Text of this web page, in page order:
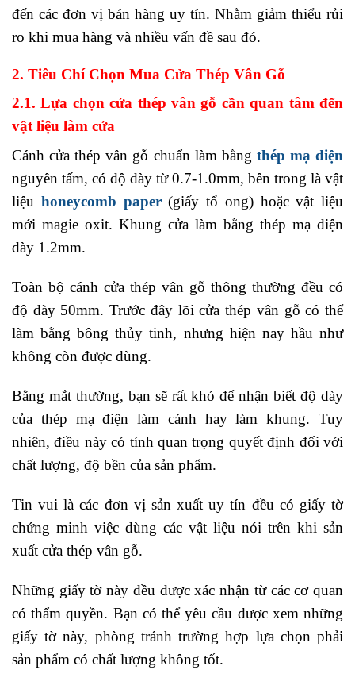
đến các đơn vị bán hàng uy tín. Nhằm giảm thiểu rủi
ro khi mua hàng và nhiều vấn đề sau đó.
2. Tiêu Chí Chọn Mua Cửa Thép Vân Gỗ
2.1. Lựa chọn cửa thép vân gỗ cần quan tâm đến
vật liệu làm cửa
Cánh cửa thép vân gỗ chuẩn làm bằng thép mạ điện
nguyên tấm, có độ dày từ 0.7-1.0mm, bên trong là vật
liệu honeycomb paper(giấy tổ ong) hoặc vật liệu
mới magie oxit. Khung cửa làm bằng thép mạ điện
dày 1.2mm.
Toàn bộ cánh cửa thép vân gỗ thông thường đều có
độ dày 50mm. Trước đây lõi cửa thép vân gỗ có thể
làm bằng bông thủy tinh, nhưng hiện nay hầu như
không còn được dùng.
Bằng mắt thường, bạn sẽ rất khó để nhận biết độ dày
của thép mạ điện làm cánh hay làm khung. Tuy
nhiên, điều này có tính quan trọng quyết định đối với
chất lượng, độ bền của sản phẩm.
Tin vui là các đơn vị sản xuất uy tín đều có giấy tờ
chứng minh việc dùng các vật liệu nói trên khi sản
xuất cửa thép vân gỗ.
Những giấy tờ này đều được xác nhận từ các cơ quan
có thẩm quyền. Bạn có thể yêu cầu được xem những
giấy tờ này, phòng tránh trường hợp lựa chọn phải
sản phẩm có chất lượng không tốt.